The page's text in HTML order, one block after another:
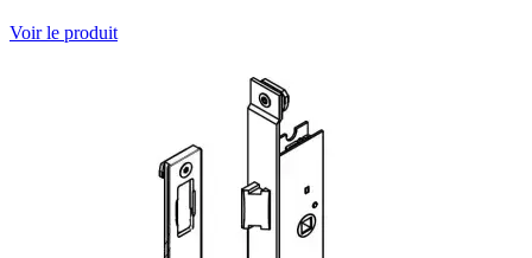
Voir le produit